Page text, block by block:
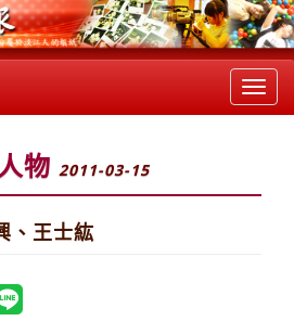
物 2011-03-15
、王士紘